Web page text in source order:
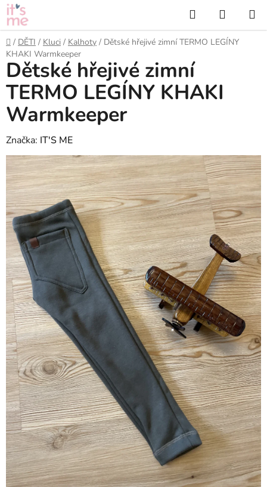
Přejít
na
obsah
Hledat
KOŠÍK
Domů
/ DĚTI / Kluci / Kalhoty / Dětské hřejivé zimní TERMO LEGÍNY
KHAKI Warmkeeper
Dětské hřejivé zimní
TERMO LEGÍNY KHAKI
Warmkeeper
Značka: IT'S ME